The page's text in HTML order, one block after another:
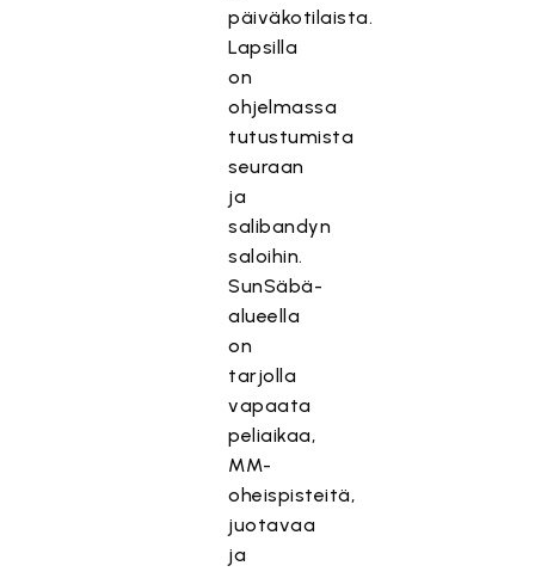
päiväkotilaista.
Lapsilla
on
ohjelmassa
tutustumista
seuraan
ja
salibandyn
saloihin.
SunSäbä-
alueella
on
tarjolla
vapaata
peliaikaa,
MM-
oheispisteitä,
juotavaa
ja